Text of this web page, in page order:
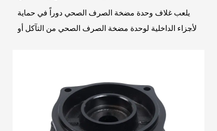
يلعب غلاف وحدة مضخة الصرف الصحي دوراً في حماية
الأجزاء الداخلية لوحدة مضخة الصرف الصحي من التآكل أو